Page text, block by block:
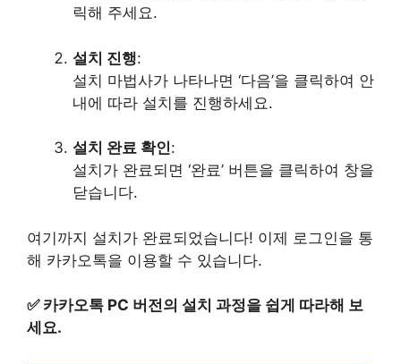
릭해 주세요.
설치 진행:
설치 마법사가 나타나면 ‘다음’을 클릭하여 안
내에 따라 설치를 진행하세요.
설치 완료 확인:
설치가 완료되면 ‘완료’ 버튼을 클릭하여 창을
닫습니다.
여기까지 설치가 완료되었습니다! 이제 로그인을 통
해 카카오톡을 이용할 수 있습니다.
✅ 카카오톡 PC 버전의 설치 과정을 쉽게 따라해 보
세요.